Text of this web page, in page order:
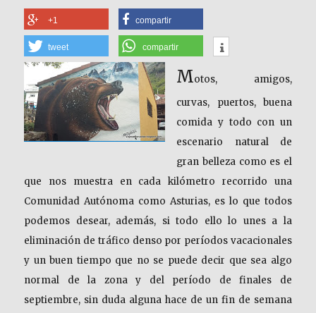
+1 compartir
tweet compartir
Motos, amigos,
curvas, puertos, buena
comida y todo con un
escenario natural de
gran belleza como es el
que nos muestra en cada kilómetro recorrido una
Comunidad Autónoma como Asturias, es lo que todos
podemos desear, además, si todo ello lo unes a la
eliminación de tráfico denso por períodos vacacionales
y un buen tiempo que no se puede decir que sea algo
normal de la zona y del período de finales de
septiembre, sin duda alguna hace de un fin de semana